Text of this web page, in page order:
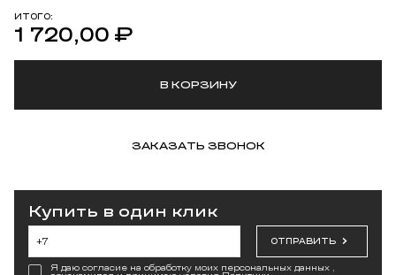
ИТОГО:
1 720,00 ₽
В КОРЗИНУ
ЗАКАЗАТЬ ЗВОНОК
Купить в один клик
ОТПРАВИТЬ
Я даю согласие на обработку моих персональных данных ,